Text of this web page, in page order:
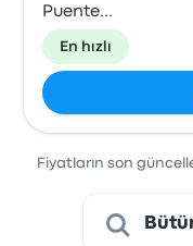
Puente
Colgante, 2
En hızlı
Fiyatların son